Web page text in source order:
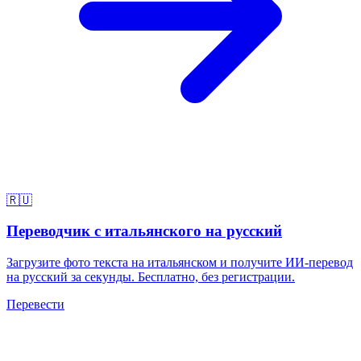
🇷🇺
Переводчик с итальянского на русский
Загрузите фото текста на итальянском и получите ИИ-перевод
на русский за секунды. Бесплатно, без регистрации.
Перевести